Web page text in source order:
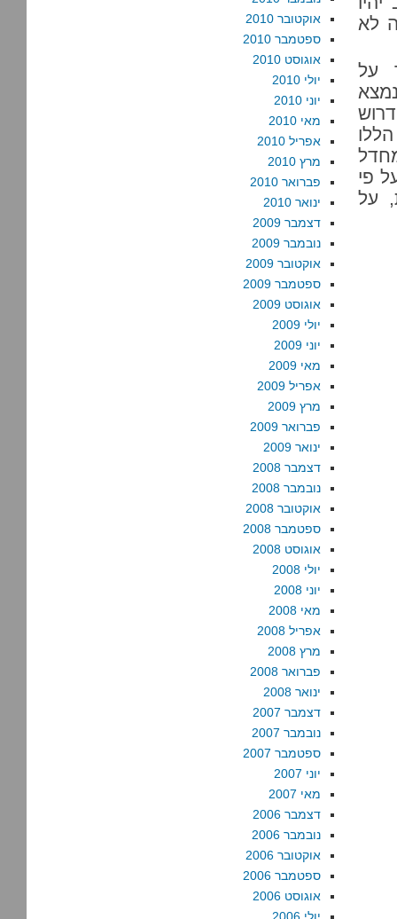
לא
על
פי
על
אוקטובר 2010
ספטמבר 2010
אוגוסט 2010
יולי 2010
יוני 2010
מאי 2010
אפריל 2010
מרץ 2010
פברואר 2010
ינואר 2010
דצמבר 2009
נובמבר 2009
אוקטובר 2009
ספטמבר 2009
אוגוסט 2009
יולי 2009
יוני 2009
מאי 2009
אפריל 2009
מרץ 2009
פברואר 2009
ינואר 2009
דצמבר 2008
נובמבר 2008
אוקטובר 2008
ספטמבר 2008
אוגוסט 2008
יולי 2008
יוני 2008
מאי 2008
אפריל 2008
מרץ 2008
פברואר 2008
ינואר 2008
דצמבר 2007
נובמבר 2007
ספטמבר 2007
יוני 2007
מאי 2007
דצמבר 2006
נובמבר 2006
אוקטובר 2006
ספטמבר 2006
אוגוסט 2006